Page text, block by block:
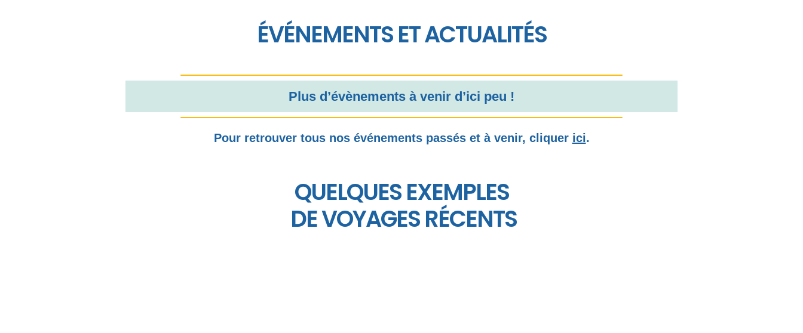
ÉVÉNEMENTS ET ACTUALITÉS
Plus d’évènements à venir d’ici peu !
Pour retrouver tous nos événements passés et à venir, cliquer ici.
QUELQUES EXEMPLES
DE VOYAGES RÉCENTS